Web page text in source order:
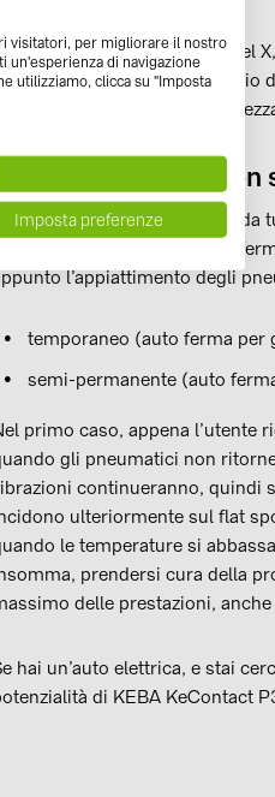
indicazioni fornite da Enel
(ad esempio un paio
ovvero a una "distanza di
elettriche (e non
Infine, un consiglio che riguarda
quando le vetture rimangono
l’appiattimento degli
temporaneo (auto ferma per
semi-permanente (auto
primo caso, appena l’utente
gli pneumatici non
continueranno, quindi
ulteriormente sul flat
le temperature si
prendersi cura della
delle prestazioni,
hai un’auto elettrica, e stai
di KEBA KeContact
visitatori, per migliorare il nostro
un'esperienza di navigazione
utilizziamo, clicca su "Imposta
Imposta preferenze